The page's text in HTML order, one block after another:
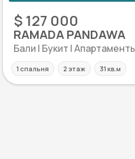
$ 127 000
RAMADA PANDAWA
Бали | Букит |
1 спальня 2 этаж 31 кв.м